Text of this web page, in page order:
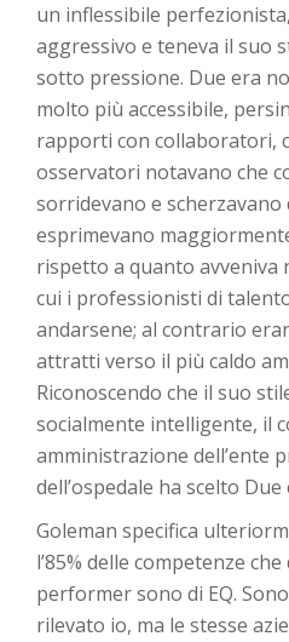
un inflessibile
aggressivo e teneva il suo
sotto pressione. Due era
molto più accessibile,
rapporti con collaboratori,
osservatori notavano che
sorridevano e scherzavano
esprimevano
rispetto a quanto avveniva
cui i professionisti di
andarsene; al contrario
attratti verso il più caldo
Riconoscendo che il suo
socialmente intelligente, il
amministrazione dell’ente
dell’ospedale ha scelto Due
Goleman specifica
l’85% delle competenze
performer sono di EQ.
rilevato io, ma le stesse